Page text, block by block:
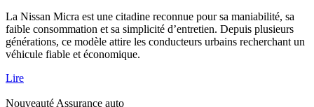
La Nissan Micra est une citadine reconnue pour sa maniabilité, sa
faible consommation et sa simplicité d’entretien. Depuis plusieurs
générations, ce modèle attire les conducteurs urbains recherchant un
véhicule fiable et économique.
Lire
Nouveauté Assurance auto